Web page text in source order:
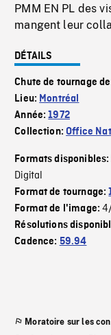
PMM EN PL des
mangent leur
DÉTAILS
Chute de tournage
Lieu: Montréal
Année:1972
Collection:Office
Formats disponibles:
Digital
Format de tournage:
Format de l'image:
Résolutions
Cadence: 59.94
Moratoire sur les